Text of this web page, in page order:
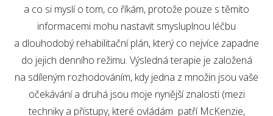
a co si myslí o tom, co říkám, protože pouze s těmito
informacemi mohu nastavit smysluplnou léčbu
a dlouhodobý rehabilitační plán, který co nejvíce zapadne
do jejich denního režimu. Výsledná terapie je založená
na sdíleným rozhodováním, kdy jedna z množin jsou vaše
očekávání a druhá jsou moje nynější znalosti (mezi
techniky a přístupy, které ovládám patří McKenzie,